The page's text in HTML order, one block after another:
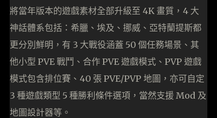
將當年版本的遊戲素材全部升級至 4K 畫質，4 大
神話體系包括：希臘、埃及、挪威、亞特蘭提斯都
更分別鮮明，有 3 大戰役涵蓋 50 個任務場景、其
他小型 PVE 戰鬥、合作 PVE 遊戲模式、PVP 遊戲
模式包含排位賽、40 張 PVE/PVP 地圖，亦可自定
3 種遊戲類型 5 種勝利條件選項，當然支援 Mod 及
地圖設計器等。